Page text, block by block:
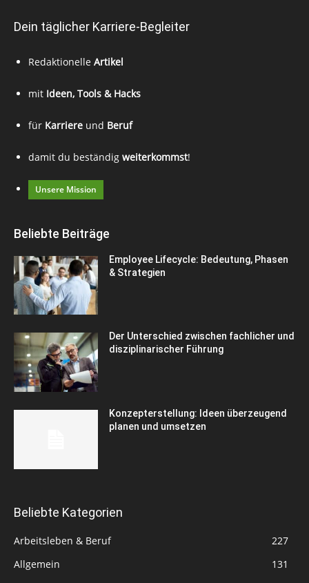
Dein täglicher Karriere-Begleiter
Redaktionelle Artikel
mit Ideen, Tools & Hacks
für Karriere und Beruf
damit du beständig weiterkommst!
Unsere Mission
Beliebte Beiträge
Employee Lifecycle: Bedeutung, Phasen
& Strategien
Der Unterschied zwischen fachlicher und
disziplinarischer Führung
Konzepterstellung: Ideen überzeugend
planen und umsetzen
Beliebte Kategorien
Arbeitsleben & Beruf
227
Allgemein
131